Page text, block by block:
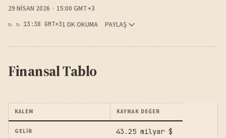
29 NISAN 2026 15:00 GMT+3
↻ 13:38 GMT+31 DK OKUMA PAYLAŞ
Finansal Tablo
KALEM KAYNAK DEĞER
GELIR 43.25 milyar $